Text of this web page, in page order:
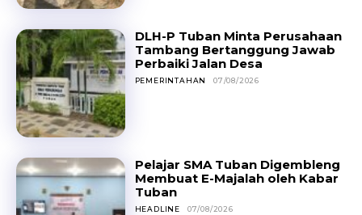
DLH-P Tuban Minta Perusahaan
Tambang Bertanggung Jawab
Perbaiki Jalan Desa
PEMERINTAHAN 07/08/2026
Pelajar SMA Tuban Digembleng
Membuat E-Majalah oleh Kabar
Tuban
HEADLINE 07/08/2026